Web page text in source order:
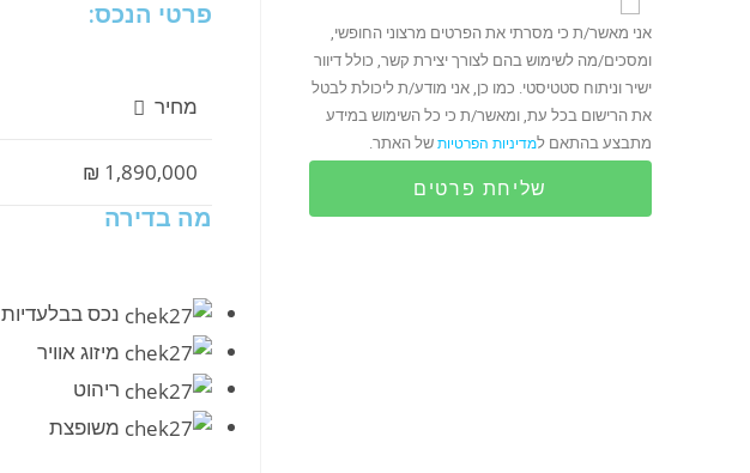
פרטי הנכס:
מחיר
1,890,000 ₪
מה בדירה
נכס בבלעדיות
מיזוג אוויר
ריהוט
משופצת
אני מאשר/ת כי מסרתי את הפרטים מרצוני החופשי,
ומסכים/מה לשימוש בהם לצורך יצירת קשר, כולל דיוור
ישיר וניתוח סטטיסטי. כמו כן, אני מודע/ת ליכולת לבטל
את הרישום בכל עת, ומאשר/ת כי כל השימוש במידע
מתבצע בהתאם למדיניות הפרטיות של האתר.
שליחת פרטים